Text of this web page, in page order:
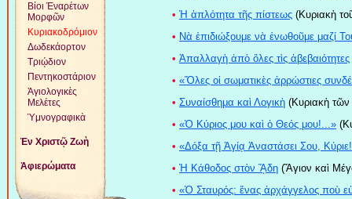
Βίοι Ἐναρέτων
Μορφῶν
Κυριακοδρόμιον
Δωδεκάορτον
Τριῴδιον
Πεντηκοστάριον
Ἁγιολογικὲς
Μελέτες
Ὑμνογραφικὰ
Ἐν Χριστῷ Ζωὴ
Ἀφιερώματα
• Ἡ ἁπλότητα τῆς πίστεως (Κυριακὴ
• Νὰ ἐπιδιώξουμε νὰ ἑνωθοῦμε μαζί
• Ἀπαλλαγὴ ἀπὸ ὅλες τὶς ἀβεβαιότητες
• «Ὅλες οἱ σωματικὲς ἀρρώστιες
• Συναίσθημα καὶ Λογικὴ (Κυριακὴ
• «Ὁ Κύριος μου καὶ ὁ Θεός μου!...»
• «Δόξα τῇ Ἁγίᾳ Ἀναστάσει Σου,
• Ἡ Κάθοδος στὸν ᾍδη (Ἅγιον καὶ
• «Ὁ Σταυρός: ἕνας ἀρχάγγελος ποὺ